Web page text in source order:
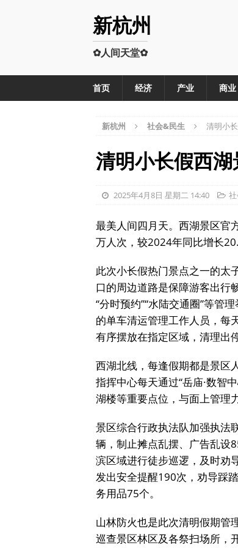
新杭州
✿人间天堂✿
首页 经济 产业 商业
新杭州 社会&民生 清明小
清明小长假西
2025年4月8日 星期二 14:40
最美人间四月天。西湖景区官
万人次，较2024年同比增长
此次小长假热门景点之一的太
口的周边道路是保障游客出行
“分时预约”“水陆交通圈”等管
的单车清运管理工作人员，每
有序摆放在指定区域，清理出
西湖北线，每逢假期都是景区
指挥中心每天通过“岳庙·数智
湖楼等重要点位，与面上管理
景区综合行政执法队加强执法
辆，制止摊点乱摆、广告乱设
滨区域进行徒步巡逻，及时劝
发出安全提醒190次，劝导踩
务用品75个。
山林防火也是此次清明假期管
巡查景区林区及各祭扫场所，